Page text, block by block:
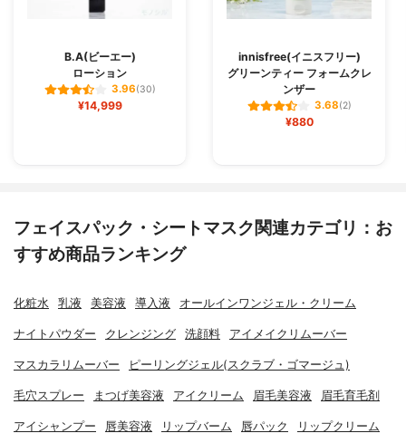
B.A(ビーエー)
ローション
3.96(30)
¥14,999
innisfree(イニスフリー)
グリーンティー フォームクレ
ンザー
3.68(2)
¥880
フェイスパック・シートマスク関連カテゴリ：お
すすめ商品ランキング
化粧水 乳液 美容液 導入液 オールインワンジェル・クリーム
ナイトパウダー クレンジング 洗顔料 アイメイクリムーバー
マスカラリムーバー ピーリングジェル(スクラブ・ゴマージュ)
毛穴スプレー まつげ美容液 アイクリーム 眉毛美容液 眉毛育毛剤
アイシャンプー 唇美容液 リップバーム 唇パック リップクリーム